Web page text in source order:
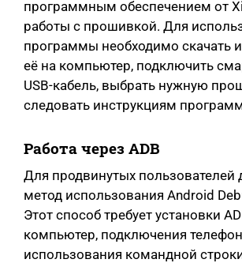
программным обеспечением от
работы с прошивкой. Для
программы необходимо скачать
её на компьютер, подключить
USB-кабель, выбрать нужную
следовать инструкциям
Работа через ADB
Для продвинутых пользователей
метод использования Android
Этот способ требует установки
компьютер, подключения
использования командной